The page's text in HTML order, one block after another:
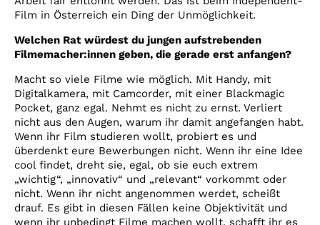
Film in Österreich ein Ding der Unmöglichkeit.
Welchen Rat würdest du jungen aufstrebenden
Filmemacher:innen geben, die gerade erst anfangen?
Macht so viele Filme wie möglich. Mit Handy, mit
Digitalkamera, mit Camcorder, mit einer Blackmagic
Pocket, ganz egal. Nehmt es nicht zu ernst. Verliert
nicht aus den Augen, warum ihr damit angefangen habt.
Wenn ihr Film studieren wollt, probiert es und
überdenkt eure Bewerbungen nicht. Wenn ihr eine Idee
cool findet, dreht sie, egal, ob sie euch extrem
„wichtig“, „innovativ“ und „relevant“ vorkommt oder
nicht. Wenn ihr nicht angenommen werdet, scheißt
drauf. Es gibt in diesen Fällen keine Objektivität und
wenn ihr unbedingt Filme machen wollt, schafft ihr es